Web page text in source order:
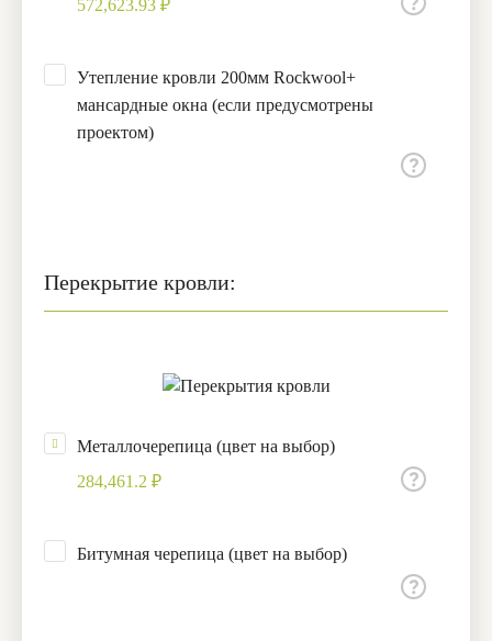
572,623.93 ₽
Утепление кровли 200мм Rockwool+
мансардные окна (если предусмотрены
проектом)
Перекрытие кровли:
Металлочерепица (цвет на выбор)
284,461.2 ₽
Битумная черепица (цвет на выбор)